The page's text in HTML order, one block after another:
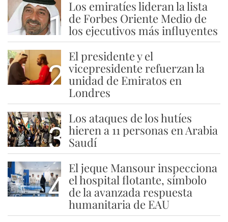
1
Los emiratíes lideran la lista
de Forbes Oriente Medio de
los ejecutivos más influyentes
2
El presidente y el
vicepresidente refuerzan la
unidad de Emiratos en
Londres
3
Los ataques de los hutíes
hieren a 11 personas en Arabia
Saudí
4
El jeque Mansour inspecciona
el hospital flotante, símbolo
de la avanzada respuesta
humanitaria de EAU